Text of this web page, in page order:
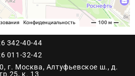
342-40-44
011-32-42
г. Москва, Алтуфьевское ш., д.
к. 13​